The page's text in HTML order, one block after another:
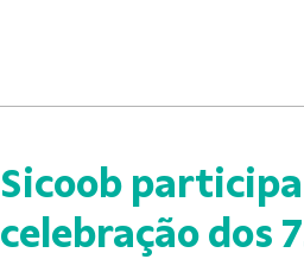
Sicoob
celebração dos